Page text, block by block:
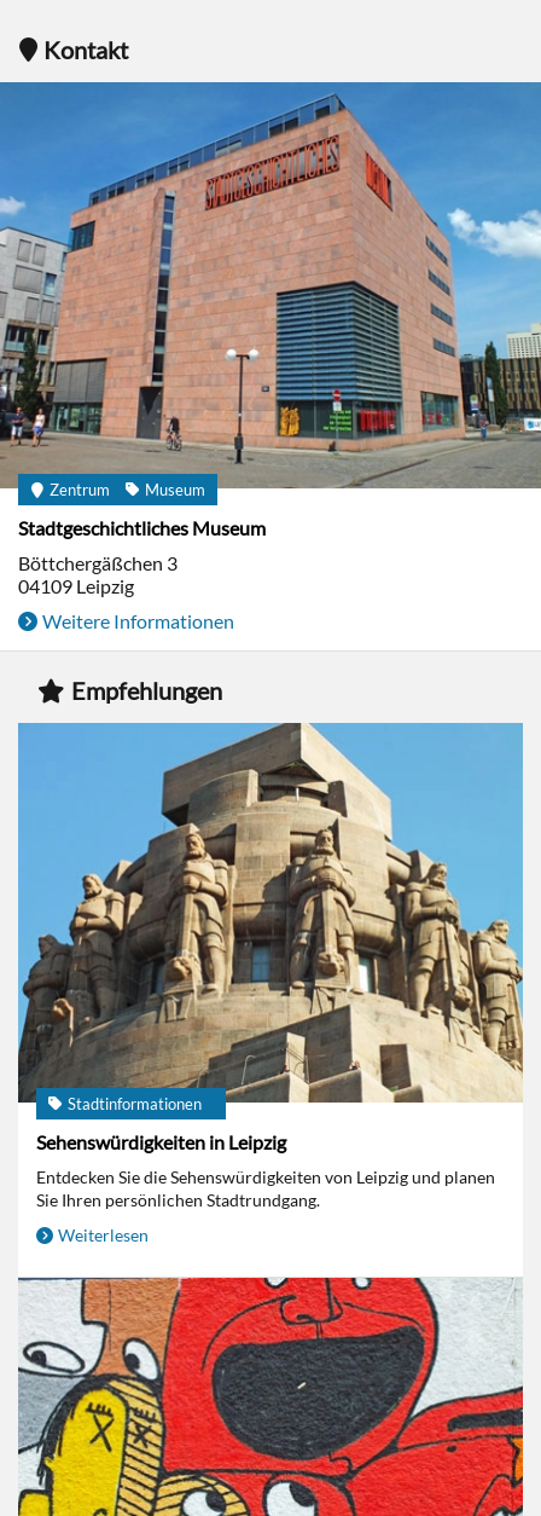
Kontakt
Zentrum Museum
Stadtgeschichtliches Museum
Böttchergäßchen 3
04109 Leipzig
Weitere Informationen
Empfehlungen
Stadtinformationen
Sehenswürdigkeiten in Leipzig
Entdecken Sie die Sehenswürdigkeiten von Leipzig und planen
Sie Ihren persönlichen Stadtrundgang.
Weiterlesen